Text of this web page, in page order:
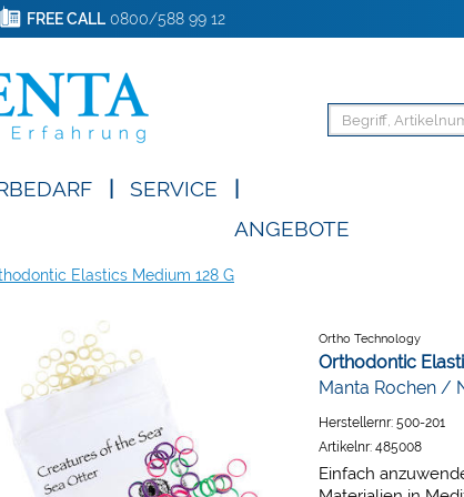
FREE CALL0800/588 99 12
SERVICE
ANGEBOTE
Elastics Medium 128 G
Ortho Technology
Orthodontic
Manta Rochen /
Herstellernr: 500-201
Artikelnr: 485008
Einfach